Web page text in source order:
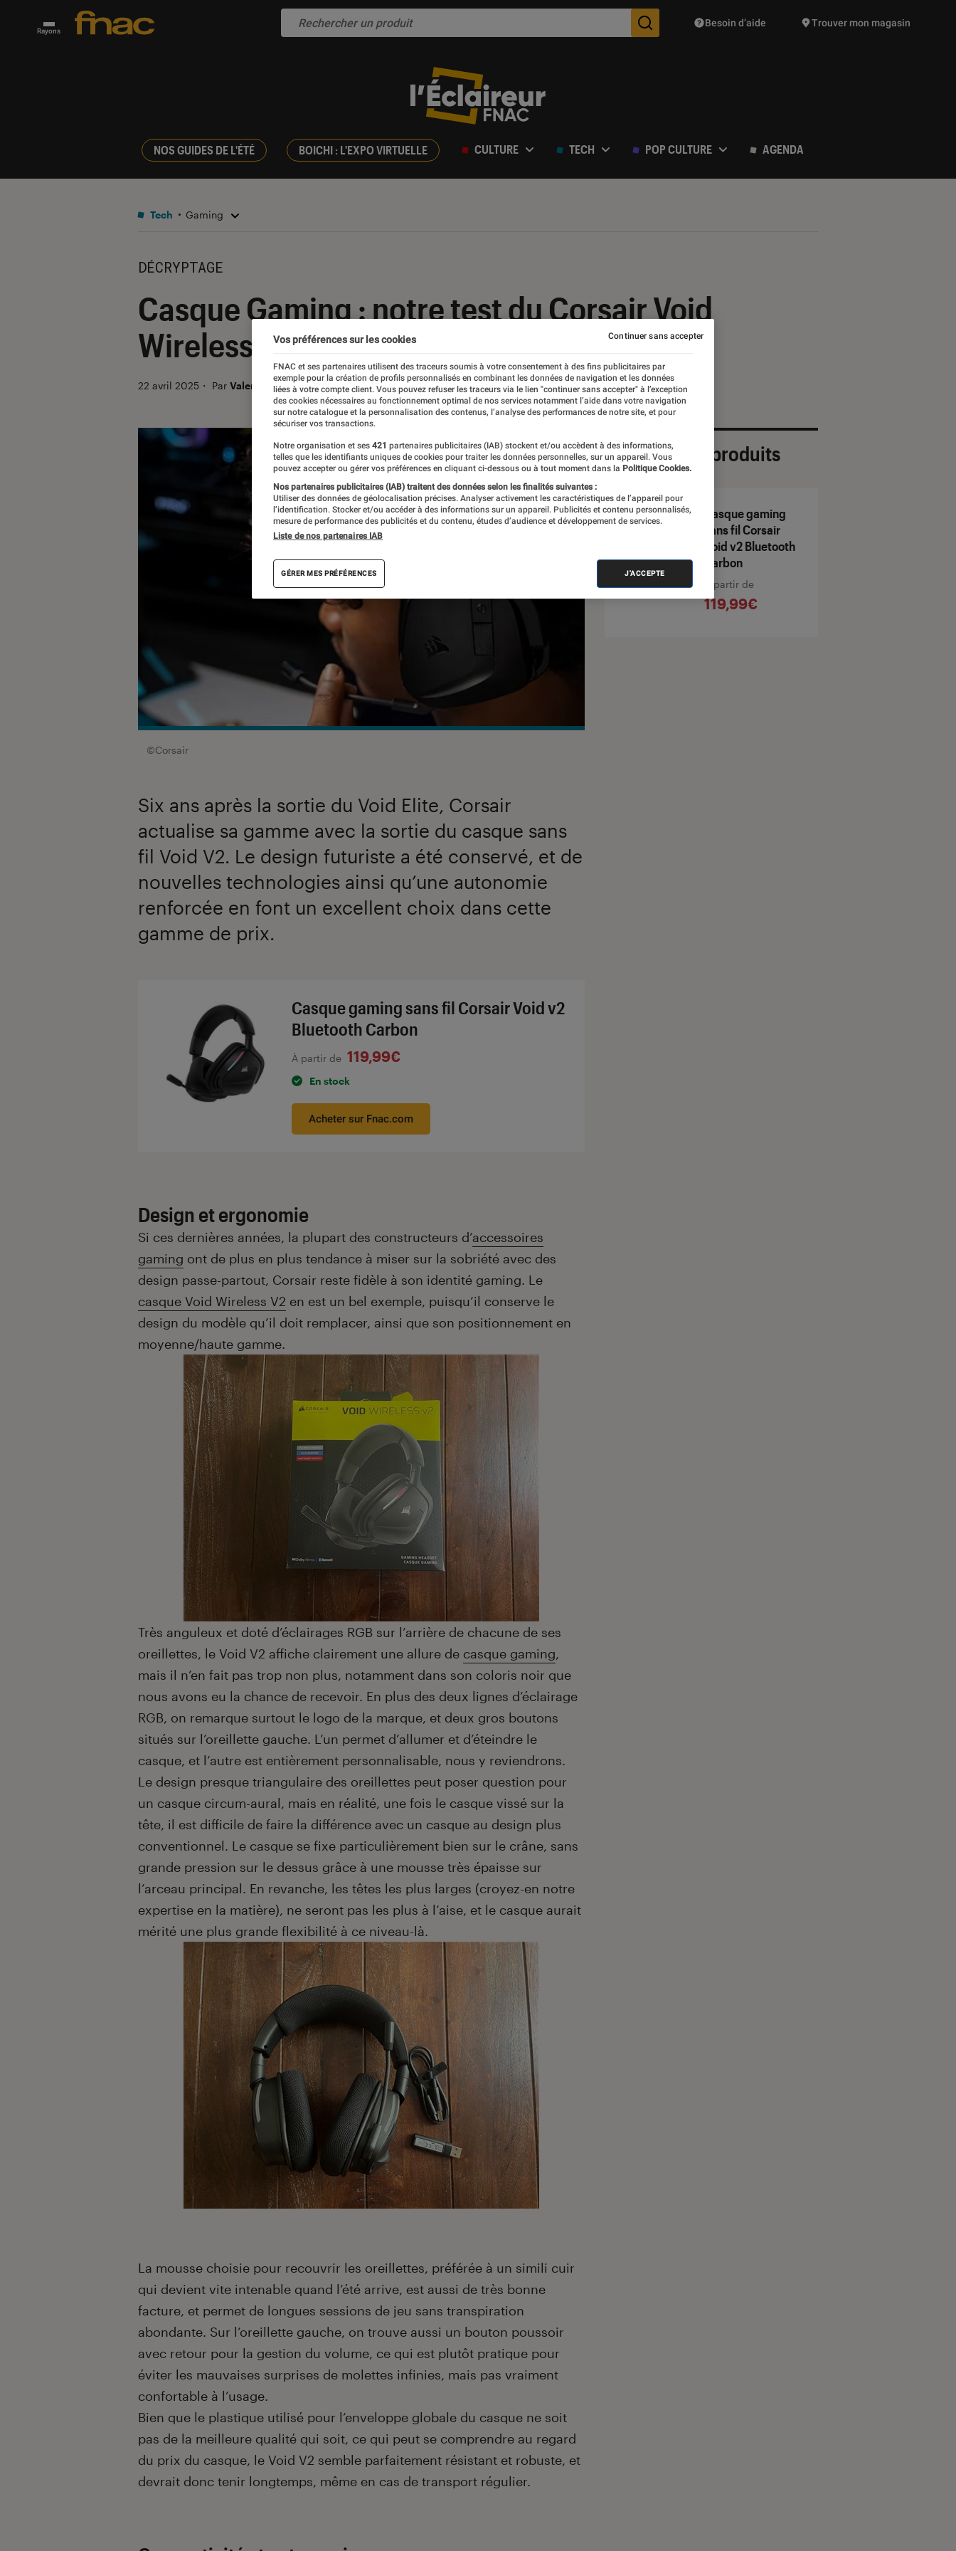
Rayons Des suggestions de produits vont vous être proposées
Besoin d’aide Trouver mon magasin
NOS GUIDES DE L'ÉTÉ BOICHI : L'EXPO VIRTUELLE CULTURE TECH POP CULTURE AGENDA
Tech Gaming
DÉCRYPTAGE
Casque Gaming : notre test du Corsair Void
Wireless V2
22 avril 2025 ・ Par Valentin Boulet
©Corsair
Six ans après la sortie du Void Elite, Corsair
actualise sa gamme avec la sortie du casque sans
fil Void V2. Le design futuriste a été conservé, et de
nouvelles technologies ainsi qu’une autonomie
renforcée en font un excellent choix dans cette
gamme de prix.
Casque gaming sans fil Corsair Void v2
Bluetooth Carbon
À partir de 119,99€
En stock
Acheter sur Fnac.com
Design et ergonomie
Si ces dernières années, la plupart des constructeurs d’accessoires
gaming ont de plus en plus tendance à miser sur la sobriété avec des
design passe-partout, Corsair reste fidèle à son identité gaming. Le
casque Void Wireless V2 en est un bel exemple, puisqu’il conserve le
design du modèle qu’il doit remplacer, ainsi que son positionnement en
moyenne/haute gamme.
Très anguleux et doté d’éclairages RGB sur l’arrière de chacune de ses
oreillettes, le Void V2 affiche clairement une allure de casque gaming,
mais il n’en fait pas trop non plus, notamment dans son coloris noir que
nous avons eu la chance de recevoir. En plus des deux lignes d’éclairage
RGB, on remarque surtout le logo de la marque, et deux gros boutons
situés sur l’oreillette gauche. L’un permet d’allumer et d’éteindre le
casque, et l’autre est entièrement personnalisable, nous y reviendrons.
Le design presque triangulaire des oreillettes peut poser question pour
un casque circum-aural, mais en réalité, une fois le casque vissé sur la
tête, il est difficile de faire la différence avec un casque au design plus
conventionnel. Le casque se fixe particulièrement bien sur le crâne, sans
grande pression sur le dessus grâce à une mousse très épaisse sur
l’arceau principal. En revanche, les têtes les plus larges (croyez-en notre
expertise en la matière), ne seront pas les plus à l’aise, et le casque aurait
mérité une plus grande flexibilité à ce niveau-là.
La mousse choisie pour recouvrir les oreillettes, préférée à un simili cuir
qui devient vite intenable quand l’été arrive, est aussi de très bonne
facture, et permet de longues sessions de jeu sans transpiration
abondante. Sur l’oreillette gauche, on trouve aussi un bouton poussoir
avec retour pour la gestion du volume, ce qui est plutôt pratique pour
éviter les mauvaises surprises de molettes infinies, mais pas vraiment
confortable à l’usage.
Bien que le plastique utilisé pour l’enveloppe globale du casque ne soit
pas de la meilleure qualité qui soit, ce qui peut se comprendre au regard
du prix du casque, le Void V2 semble parfaitement résistant et robuste, et
devrait donc tenir longtemps, même en cas de transport régulier.
Sélection de produits
Casque gaming
sans fil Corsair
Void v2 Bluetooth
Carbon
À partir de
119,99€
Vos préférences sur les cookies
FNAC et ses partenaires utilisent des traceurs soumis à votre consentement à des fins publicitaires par
exemple pour la création de profils personnalisés en combinant les données de navigation et les données
liées à votre compte client. Vous pouvez refuser les traceurs via le lien "continuer sans accepter" à l’exception
des cookies nécessaires au fonctionnement optimal de nos services notamment l’aide dans votre navigation
sur notre catalogue et la personnalisation des contenus, l’analyse des performances de notre site, et pour
sécuriser vos transactions.
Notre organisation et ses 421 partenaires publicitaires (IAB) stockent et/ou accèdent à des informations,
telles que les identifiants uniques de cookies pour traiter les données personnelles, sur un appareil. Vous
pouvez accepter ou gérer vos préférences en cliquant ci-dessous ou à tout moment dans la Politique Cookies.
Nos partenaires publicitaires (IAB) traitent des données selon les finalités suivantes :
Utiliser des données de géolocalisation précises. Analyser activement les caractéristiques de l’appareil pour
l’identification. Stocker et/ou accéder à des informations sur un appareil. Publicités et contenu personnalisés,
mesure de performance des publicités et du contenu, études d’audience et développement de services.
Liste de nos partenaires IAB
GÉRER MES PRÉFÉRENCES J'ACCEPTE
Continuer sans accepter